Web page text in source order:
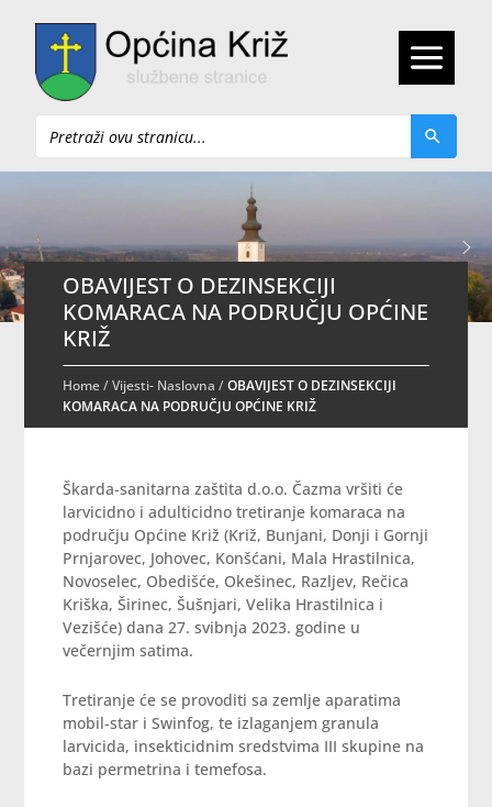
Pretraži
OBAVIJEST O DEZINSEKCIJI
KOMARACA NA PODRUČJU OPĆINE
KRIŽ
Home/Vijesti- Naslovna /OBAVIJEST O DEZINSEKCIJI
KOMARACA NA PODRUČJU OPĆINE KRIŽ
Škarda-sanitarna zaštita d.o.o. Čazma vršiti će
larvicidno i adulticidno tretiranje komaraca na
području Općine Križ (Križ, Bunjani, Donji i Gornji
Prnjarovec, Johovec, Konšćani, Mala Hrastilnica,
Novoselec, Obedišće, Okešinec, Razljev, Rečica
Kriška, Širinec, Šušnjari, Velika Hrastilnica i
Vezišće) dana 27. svibnja 2023. godine u
večernjim satima.
Tretiranje će se provoditi sa zemlje aparatima
mobil-star i Swinfog, te izlaganjem granula
larvicida, insekticidnim sredstvima III skupine na
bazi permetrina i temefosa.